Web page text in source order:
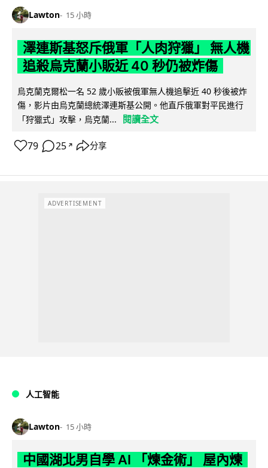
Lawton 15 小時
澤連斯基怒斥俄軍「人肉狩獵」 無人機
追殺烏克蘭小販近 40 秒仍被炸傷
烏克蘭克爾松一名 52 歲小販被俄軍無人機追擊近 40 秒後被炸
傷，影片由烏克蘭總統澤連斯基公開。他直斥俄軍對平民進行
「狩獵式」攻擊，烏克蘭...
閱讀全文
79 25 ↗ 分享
ADVERTISEMENT
人工智能
Lawton 15 小時
中國湖北男自學 AI 「煉金術」 屋內煉